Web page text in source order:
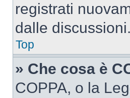
registrati
dalle discussioni.
Top
» Che cosa è
COPPA, o la